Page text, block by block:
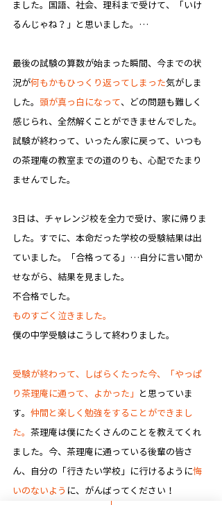
ました。国語、社会、理科まで受けて、「いけ
るんじゃね？」と思いました。…
最後の試験の算数が始まった瞬間、今までの状
況が何もかもひっくり返ってしまった気がしま
した。 頭が真っ白になって、どの問題も難しく
感じられ、全然解くことができませんでした。
試験が終わって、いったん家に戻って、いつも
の茶理庵の教室までの道のりも、心配でたまり
ませんでした。
3日は、チャレンジ校を全力で受け、家に帰りま
した。すでに、本命だった学校の受験結果は出
ていました。「合格ってる」…自分に言い聞か
せながら、結果を見ました。
不合格でした。
ものすごく泣きました。
僕の中学受験はこうして終わりました。
受験が終わって、しばらくたった今、「やっぱ
り茶理庵に通って、よかった」 と思っていま
す。 仲間と楽しく勉強をすることができまし
た。 茶理庵は僕にたくさんのことを教えてくれ
ました。今、茶理庵に通っている後輩の皆さ
ん、自分の「行きたい学校」に行けるように悔
いのないよう に、がんばってください！